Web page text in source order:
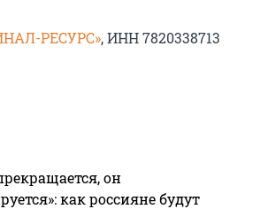
РЕСУРС», ИНН 7820338713
он
как россияне будут